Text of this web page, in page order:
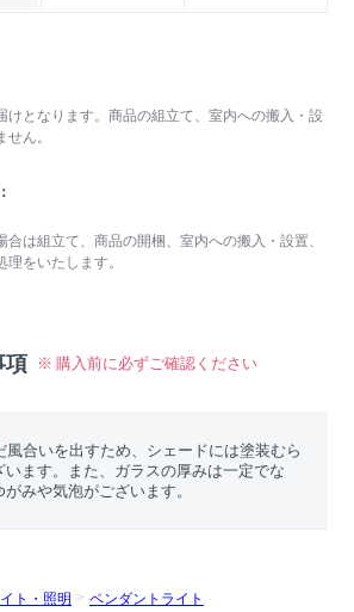
けとなります。商品の組立て、室内への搬入・設
ん。
合は組立て、商品の開梱、室内への搬入・設置、
をいたします。
項 ※ 購入前に必ずご確認ください
合いを出すため、シェードには塗装むら
います。また、ガラスの厚みは一定でな
がみや気泡がございます。
ト・照明
ペンダントライト